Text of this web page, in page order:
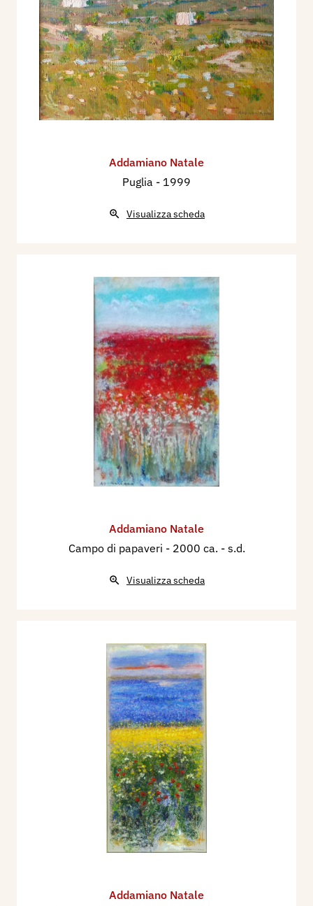
Addamiano Natale
Puglia - 1999
Visualizza scheda
Addamiano Natale
Campo di papaveri - 2000 ca. - s.d.
Visualizza scheda
Addamiano Natale